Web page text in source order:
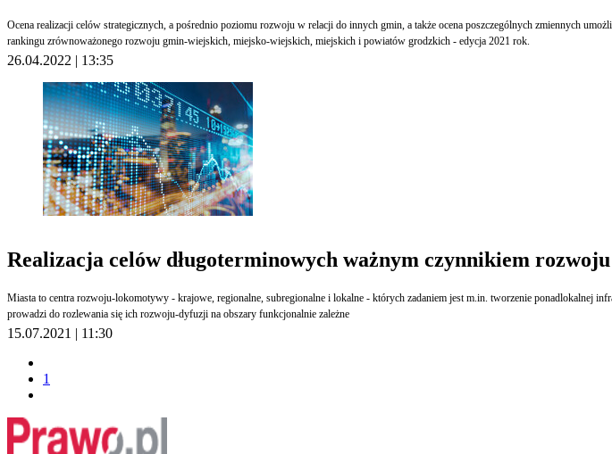
Ocena realizacji celów strategicznych, a pośrednio poziomu rozwoju w relacji do innych gmin, a także ocena poszczególnych zmiennych
rankingu zrównoważonego rozwoju gmin-wiejskich, miejsko-wiejskich, miejskich i powiatów grodzkich - edycja 2021 rok.
26.04.2022 | 13:35
Realizacja celów długoterminowych ważnym czynnikiem
Miasta to centra rozwoju-lokomotywy - krajowe, regionalne, subregionalne i lokalne - których zadaniem jest m.in. tworzenie ponadlokalnej
prowadzi do rozlewania się ich rozwoju-dyfuzji na obszary funkcjonalnie zależne
15.07.2021 | 11:30
1